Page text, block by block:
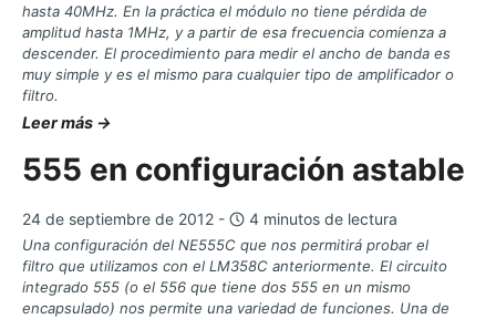
hasta 40MHz. En la práctica el módulo no tiene pérdida de
amplitud hasta 1MHz, y a partir de esa frecuencia comienza a
descender. El procedimiento para medir el ancho de banda es
muy simple y es el mismo para cualquier tipo de amplificador o
filtro.
Leer más →
555 en configuración astable
24 de septiembre de 2012 - 4 minutos de lectura
Una configuración del NE555C que nos permitirá probar el
filtro que utilizamos con el LM358C anteriormente. El circuito
integrado 555 (o el 556 que tiene dos 555 en un mismo
encapsulado) nos permite una variedad de funciones. Una de